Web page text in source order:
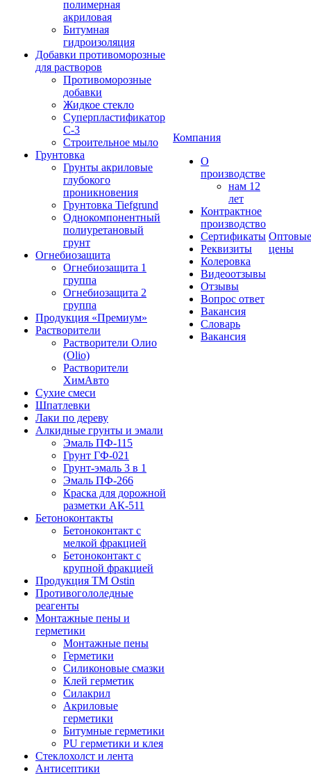
полимерная
акриловая
Битумная
гидроизоляция
Добавки противоморозные
для растворов
Противоморозные
добавки
Жидкое стекло
Суперпластификатор
С-3
Строительное мыло
Грунтовка
Грунты акриловые
глубокого
проникновения
Грунтовка Tiefgrund
Однокомпонентный
полиуретановый
грунт
Огнебиозащита
Огнебиозащита 1
группа
Огнебиозащита 2
группа
Продукция «Премиум»
Растворители
Растворители Олио
(Olio)
Растворители
ХимАвто
Сухие смеси
Шпатлевки
Лаки по дереву
Алкидные грунты и эмали
Эмаль ПФ-115
Грунт ГФ-021
Грунт-эмаль 3 в 1
Эмаль ПФ-266
Краска для дорожной
разметки АК-511
Бетоноконтакты
Бетоноконтакт с
мелкой фракцией
Бетоноконтакт с
крупной фракцией
Продукция ТМ Ostin
Противогололедные
реагенты
Монтажные пены и
герметики
Монтажные пены
Герметики
Силиконовые смазки
Клей герметик
Силакрил
Акриловые
герметики
Битумные герметики
PU герметики и клея
Стеклохолст и лента
Антисептики
Компания
О
производстве
нам 12
лет
Контрактное
производство
Сертификаты
Реквизиты
Колеровка
Видеоотзывы
Отзывы
Вопрос ответ
Вакансия
Словарь
Вакансия
Оптовые
цены